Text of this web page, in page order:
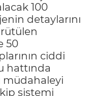
100
detaylarını
50
ciddi
hattında
müdahaleyi
sistemi